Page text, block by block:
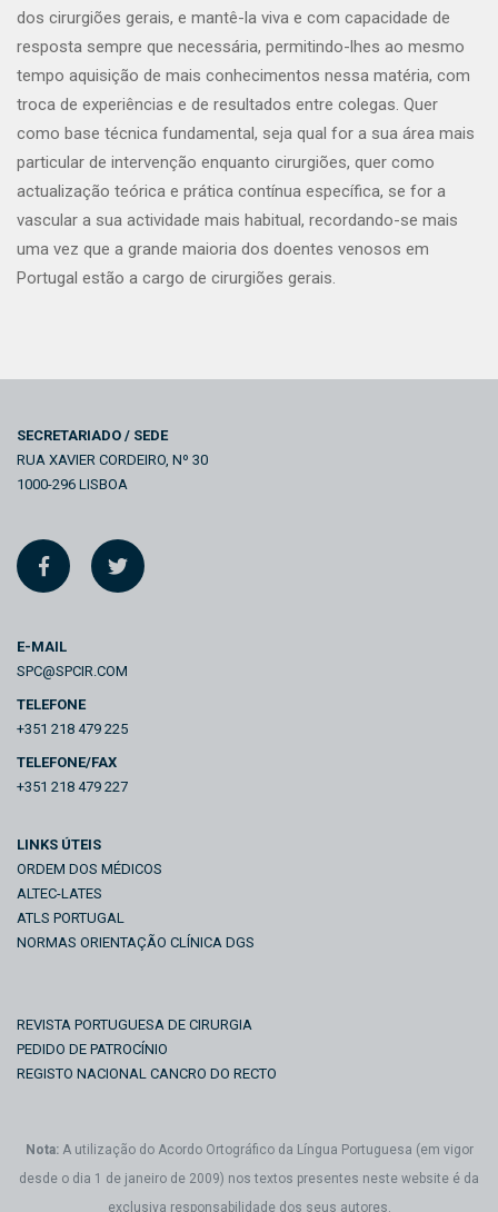
dos cirurgiões gerais, e mantê-la viva e com capacidade de
resposta sempre que necessária, permitindo-lhes ao mesmo
tempo aquisição de mais conhecimentos nessa matéria, com
troca de experiências e de resultados entre colegas. Quer
como base técnica fundamental, seja qual for a sua área mais
particular de intervenção enquanto cirurgiões, quer como
actualização teórica e prática contínua específica, se for a
vascular a sua actividade mais habitual, recordando-se mais
uma vez que a grande maioria dos doentes venosos em
Portugal estão a cargo de cirurgiões gerais.
SECRETARIADO / SEDE
RUA XAVIER CORDEIRO, Nº 30
1000-296 LISBOA
E-MAIL
SPC@SPCIR.COM
TELEFONE
+351 218 479 225
TELEFONE/FAX
+351 218 479 227
LINKS ÚTEIS
ORDEM DOS MÉDICOS
ALTEC-LATES
ATLS PORTUGAL
NORMAS ORIENTAÇÃO CLÍNICA DGS
REVISTA PORTUGUESA DE CIRURGIA
PEDIDO DE PATROCÍNIO
REGISTO NACIONAL CANCRO DO RECTO
Nota:A utilização do Acordo Ortográfico da Língua Portuguesa (em vigor
desde o dia 1 de janeiro de 2009) nos textos presentes neste website é da
exclusiva responsabilidade dos seus autores.